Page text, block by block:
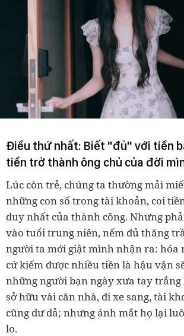
Điều thứ nhất: Biết "đủ" với tiền
tiền trở thành ông chủ của đời
Lúc còn trẻ, chúng ta thường mải
những con số trong tài khoản, coi
duy nhất của thành công. Nhưng
vào tuổi trung niên, nếm đủ thăng
người ta mới giật mình nhận ra: hóa
cứ kiếm được nhiều tiền là hậu vận
những người bạn ngày xưa tay trắng
sở hữu vài căn nhà, đi xe sang, tài
cũng dư dả; nhưng ánh mắt họ lại
lo.